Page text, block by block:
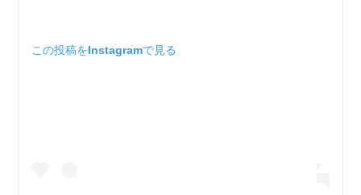
この投稿をInstagramで見る